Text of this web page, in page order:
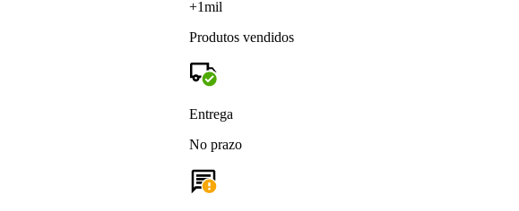
+1mil
Produtos vendidos
Entrega
No prazo